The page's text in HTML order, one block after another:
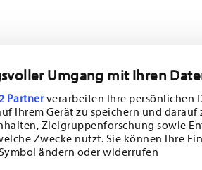
Umgang mit Ihren
Partnerverarbeiten Ihre persönlichen
Ihrem Gerät zu speichern und
Zielgruppenforschung sowie
Zwecke nutzt. Sie können Ihre
ändern oder widerrufen
e ricevi il 10% di sconto!
su novità, tendenze e